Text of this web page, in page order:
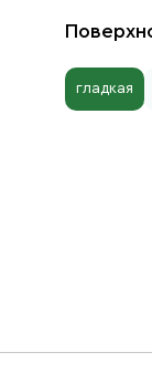
гладкая